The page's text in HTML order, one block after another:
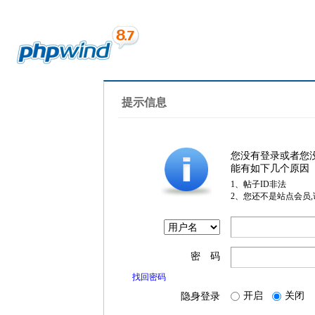
提示信息
您没有登录或者您
能有如下几个原因
1、帖子ID非法
2、您还不是站点会员
密 码
找回密码
隐身登录 开启 关闭